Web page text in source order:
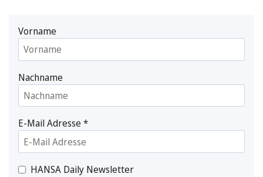
Vorname
Nachname
E-Mail Adresse*
HANSA Daily Newsletter